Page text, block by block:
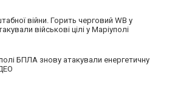
війни. Горить черговий WB у
військові цілі у Маріуполі
БПЛА знову атакували енергетичну